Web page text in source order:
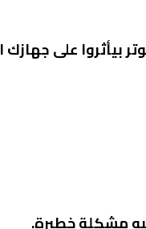
بيأثروا على
مشكلة خطيرة.